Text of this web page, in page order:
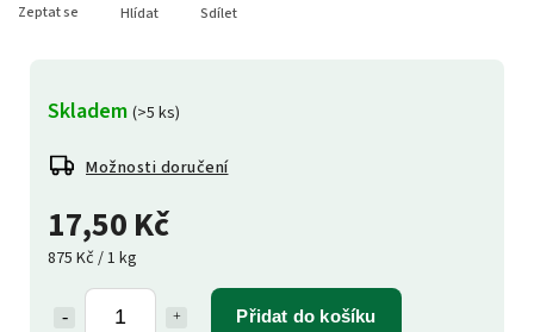
17,50 Kč
875 Kč / 1 kg
Přidat do košíku
Skladem (>5 ks)
Možnosti doručení
Zeptat se Hlídat Sdílet